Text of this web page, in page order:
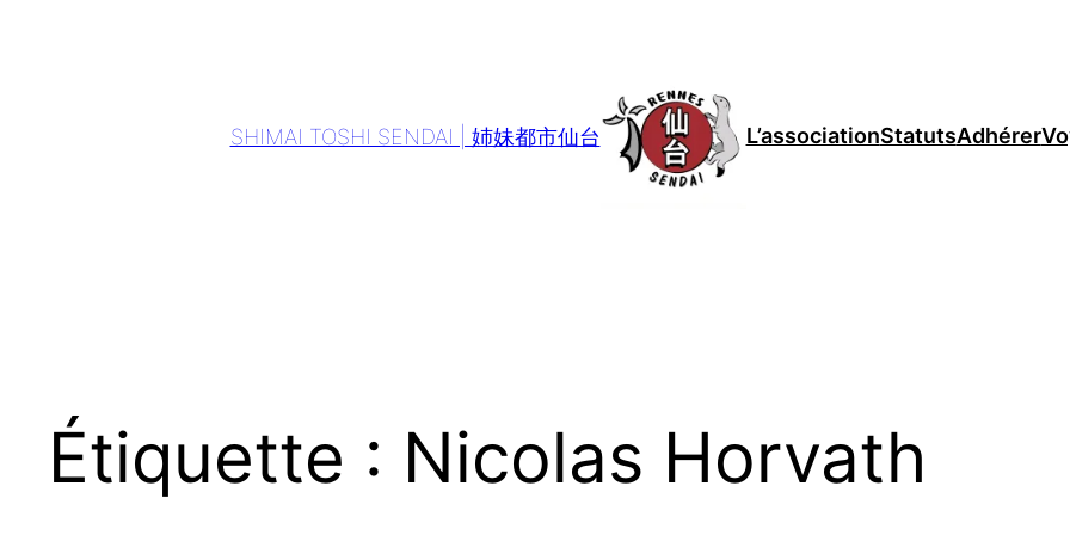
SHIMAI TOSHI SENDAI | 姉妹都市仙台
L’associationStatutsAdhérer
Étiquette : Nicolas Horvath